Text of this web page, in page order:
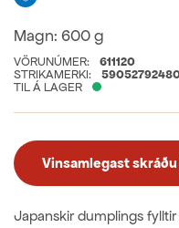
Magn: 600 g
VÖRUNÚMER:
611120
STRIKAMERKI:
TIL Á LAGER
Vinsamlegast
Japanskir dumplings